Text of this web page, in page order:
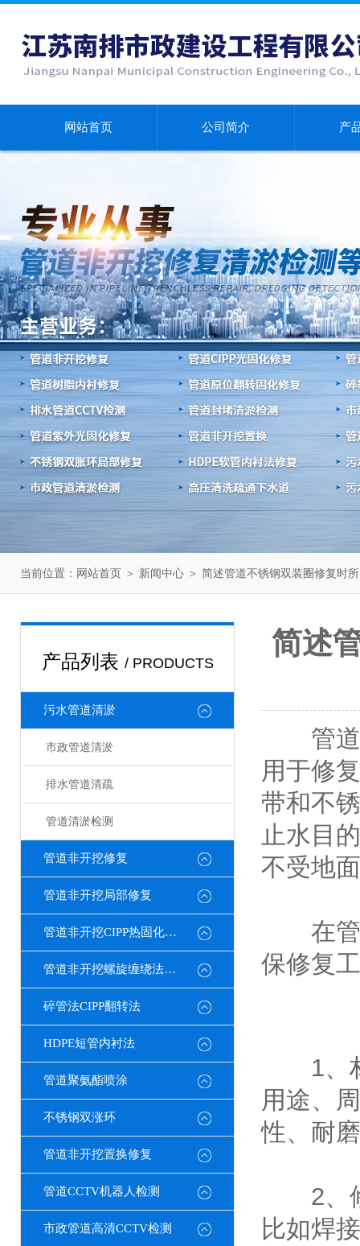
网站首页 公司简介 产
当前位置： 网站首页 ＞ 新闻中心 ＞ 简述管道不锈钢双装圈修复时
产品列表 / PRODUCTS
污水管道清淤
市政管道清淤
排水管道清疏
管道清淤检测
管道非开挖修复
管道非开挖局部修复
管道非开挖CIPP热固化修复
管道非开挖螺旋缠绕法修复
碎管法CIPP翻转法
HDPE短管内衬法
管道聚氨酯喷涂
不锈钢双涨环
管道非开挖置换修复
管道CCTV机器人检测
市政管道高清CCTV检测
简述
管道
用于修
带和不
止水目
不受地
在
保修复
1、材
用途、
性、耐
2、修
比如焊